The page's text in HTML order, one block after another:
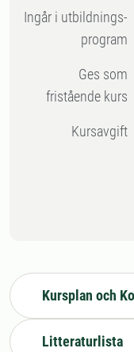
Ingår i utbildnings-
program
Ges som
fristående kurs
Kursavgift
Kursplan och
Litteraturlista